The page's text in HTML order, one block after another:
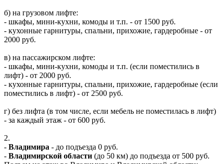
б) на грузовом лифте:
- шкафы, мини-кухни, комоды и т.п. - от 1500 руб.
- кухонные гарнитуры, спальни, прихожие, гардеробные - от
2000 руб.
в) на пассажирском лифте:
- шкафы, мини-кухни, комоды и т.п. (если поместились в
лифт) - от 2000 руб.
- кухонные гарнитуры, спальни, прихожие, гардеробные (если
поместились в лифт) - от 2500 руб.
г) без лифта (в том числе, если мебель не поместилась в лифт)
- за каждый этаж - от 600 руб.
2.
- Владимира - до подъезда 0 руб.
- Владимирской области (до 50 км) до подъезда от 500 руб.